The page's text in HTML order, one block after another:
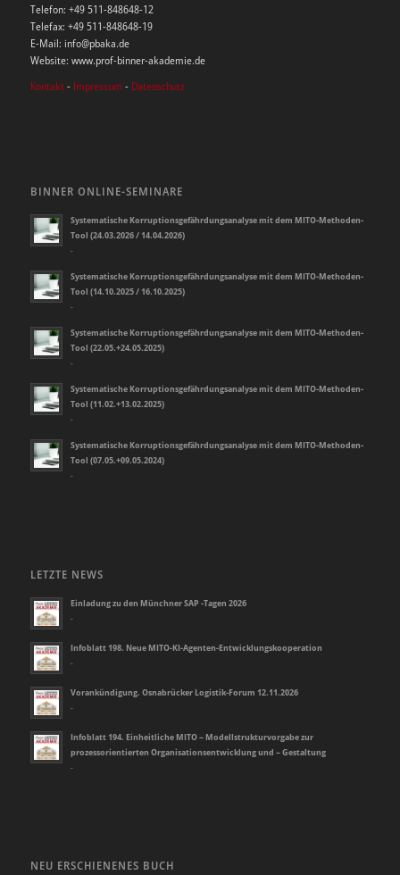
Telefon: +49 511-848648-12
Telefax: +49 511-848648-19
E-Mail: info@pbaka.de
Website: www.prof-binner-akademie.de
Kontakt - Impressum - Datenschutz
BINNER ONLINE-SEMINARE
Systematische Korruptionsgefährdungsanalyse mit dem MITO-Methoden-
Tool (24.03.2026 / 14.04.2026)
-
Systematische Korruptionsgefährdungsanalyse mit dem MITO-Methoden-
Tool (14.10.2025 / 16.10.2025)
-
Systematische Korruptionsgefährdungsanalyse mit dem MITO-Methoden-
Tool (22.05.+24.05.2025)
-
Systematische Korruptionsgefährdungsanalyse mit dem MITO-Methoden-
Tool (11.02.+13.02.2025)
-
Systematische Korruptionsgefährdungsanalyse mit dem MITO-Methoden-
Tool (07.05.+09.05.2024)
-
LETZTE NEWS
Einladung zu den Münchner SAP -Tagen 2026
-
Infoblatt 198. Neue MITO-KI-Agenten-Entwicklungskooperation
-
Vorankündigung. Osnabrücker Logistik-Forum 12.11.2026
-
Infoblatt 194. Einheitliche MITO – Modellstrukturvorgabe zur
prozessorientierten Organisationsentwicklung und – Gestaltung
-
NEU ERSCHIENENES BUCH